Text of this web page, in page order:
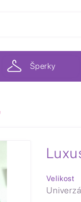
Šperky
Velikost